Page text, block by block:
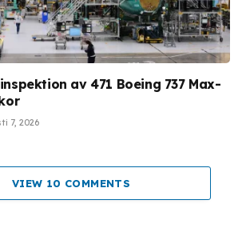
av 471 Boeing 737 Max-
7, 2026
VIEW 10 COMMENTS